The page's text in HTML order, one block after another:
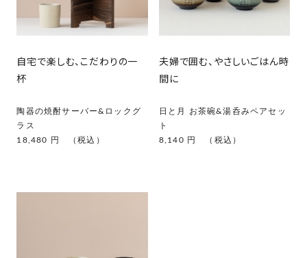
自宅で楽しむ、こだわりの一
杯
陶器の焼酎サーバー&ロックグ
ラス
18,480 円 （税込）
夫婦で囲む、やさしいごはん時
間に
日と月 お茶碗&湯呑みペアセッ
ト
8,140 円 （税込）